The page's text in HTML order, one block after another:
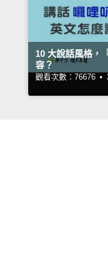
10 大說話風格，
容？
觀看次數：76676 •